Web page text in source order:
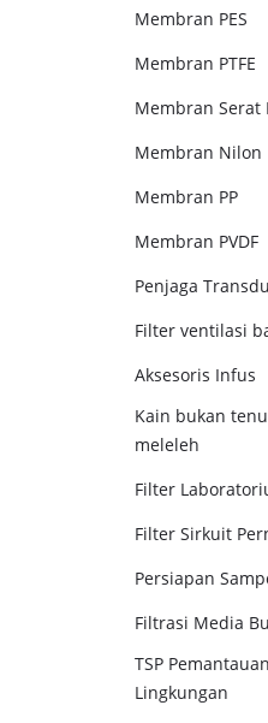
Membran PES
Membran PTFE
Membran Serat
Membran Nilon
Membran PP
Membran PVDF
Penjaga
Filter ventilasi
Aksesoris Infus
Kain bukan
meleleh
Filter
Filter Sirkuit
Persiapan
Filtrasi Media
TSP
Lingkungan